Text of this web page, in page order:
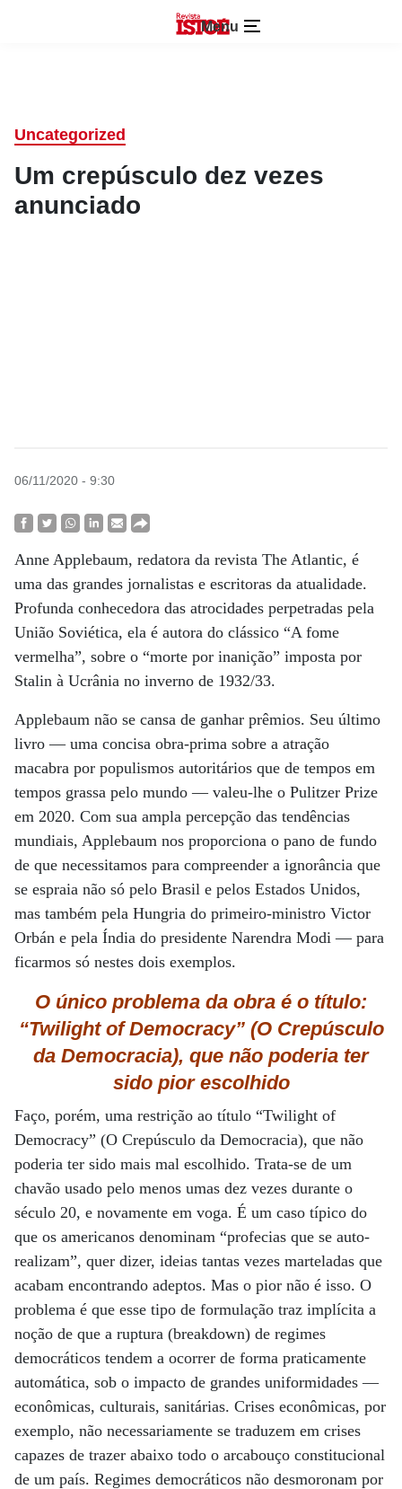
Menu
Uncategorized
Um crepúsculo dez vezes
anunciado
06/11/2020 - 9:30
Anne Applebaum, redatora da revista The Atlantic, é
uma das grandes jornalistas e escritoras da atualidade.
Profunda conhecedora das atrocidades perpetradas pela
União Soviética, ela é autora do clássico “A fome
vermelha”, sobre o “morte por inanição” imposta por
Stalin à Ucrânia no inverno de 1932/33.
Applebaum não se cansa de ganhar prêmios. Seu último
livro — uma concisa obra-prima sobre a atração
macabra por populismos autoritários que de tempos em
tempos grassa pelo mundo — valeu-lhe o Pulitzer Prize
em 2020. Com sua ampla percepção das tendências
mundiais, Applebaum nos proporciona o pano de fundo
de que necessitamos para compreender a ignorância que
se espraia não só pelo Brasil e pelos Estados Unidos,
mas também pela Hungria do primeiro-ministro Victor
Orbán e pela Índia do presidente Narendra Modi — para
ficarmos só nestes dois exemplos.
O único problema da obra é o título:
“Twilight of Democracy” (O Crepúsculo
da Democracia), que não poderia ter
sido pior escolhido
Faço, porém, uma restrição ao título “Twilight of
Democracy” (O Crepúsculo da Democracia), que não
poderia ter sido mais mal escolhido. Trata-se de um
chavão usado pelo menos umas dez vezes durante o
século 20, e novamente em voga. É um caso típico do
que os americanos denominam “profecias que se auto-
realizam”, quer dizer, ideias tantas vezes marteladas que
acabam encontrando adeptos. Mas o pior não é isso. O
problema é que esse tipo de formulação traz implícita a
noção de que a ruptura (breakdown) de regimes
democráticos tendem a ocorrer de forma praticamente
automática, sob o impacto de grandes uniformidades —
econômicas, culturais, sanitárias. Crises econômicas, por
exemplo, não necessariamente se traduzem em crises
capazes de trazer abaixo todo o arcabouço constitucional
de um país. Regimes democráticos não desmoronam por